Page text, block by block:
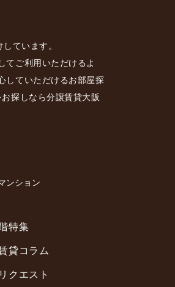
ています。
てご利用いただけるよ
していただけるお部屋探
探しなら分譲賃貸大阪
ンション
特集
貸コラム
クエスト